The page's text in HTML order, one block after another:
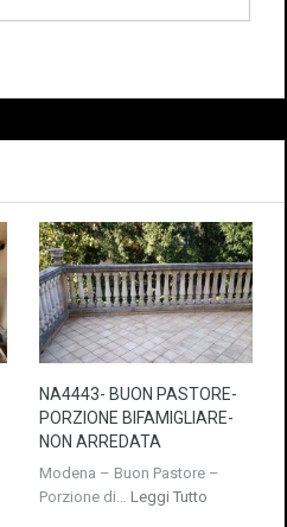
NA4443- BUON PASTORE-
PORZIONE BIFAMIGLIARE-
NON ARREDATA
Modena – Buon Pastore –
Porzione di… Leggi Tutto